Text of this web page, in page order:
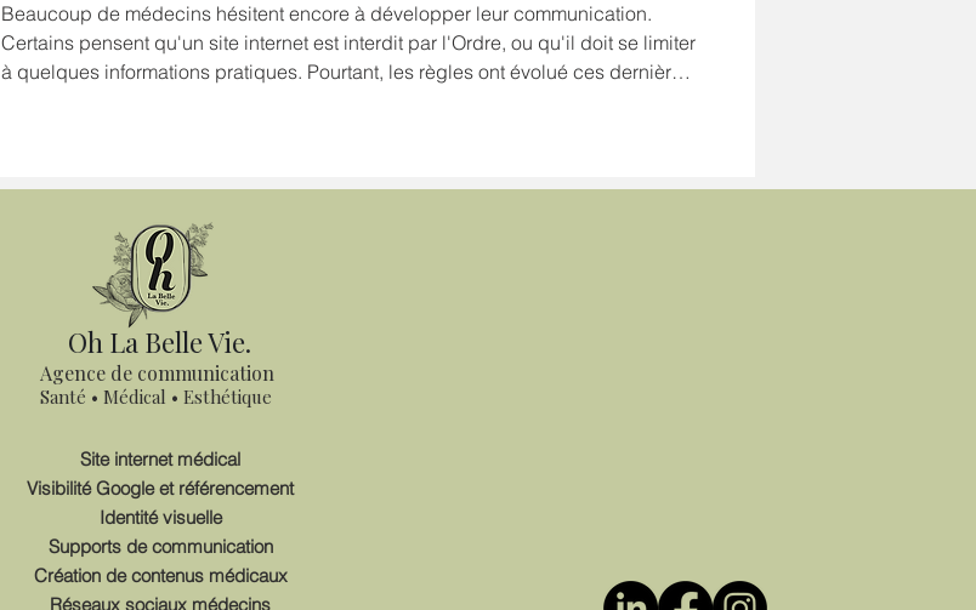
Beaucoup de médecins hésitent encore à développer leur communication.
Certains pensent qu'un site internet est interdit par l'Ordre, ou qu'il doit se limiter
à quelques informations pratiques. Pourtant, les règles ont évolué ces dernières
Oh La Belle Vie.
Agence de communication
Santé • Médical • Esthétique
Site internet médical
Visibilité Google et référencement
Identité visuelle
Supports de communication
Création de contenus médicaux
Réseaux sociaux médecins